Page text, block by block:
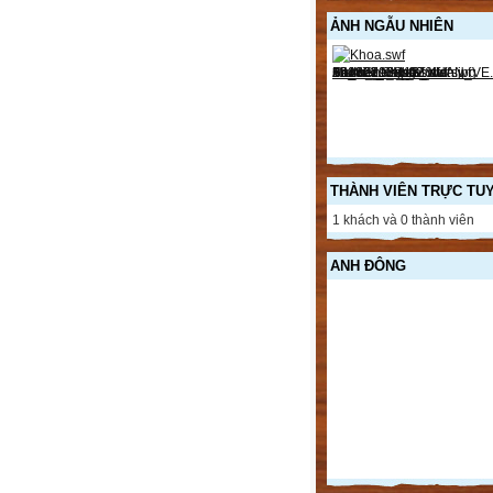
ẢNH NGẪU NHIÊN
THÀNH VIÊN TRỰC
1 khách và 0 thành viên
ANH ĐÔNG